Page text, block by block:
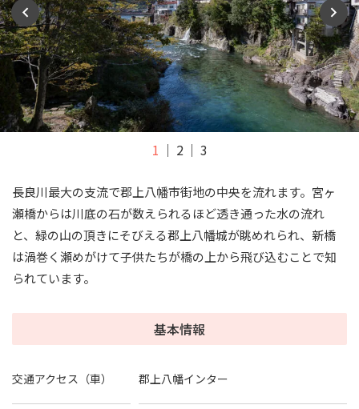
1 2 3
長良川最大の支流で郡上八幡市街地の中央を流れます。宮ヶ
瀬橋からは川底の石が数えられるほど透き通った水の流れ
と、緑の山の頂きにそびえる郡上八幡城が眺めれられ、新橋
は渦巻く瀬めがけて子供たちが橋の上から飛び込むことで知
られています。
基本情報
交通アクセス（車） 郡上八幡インター